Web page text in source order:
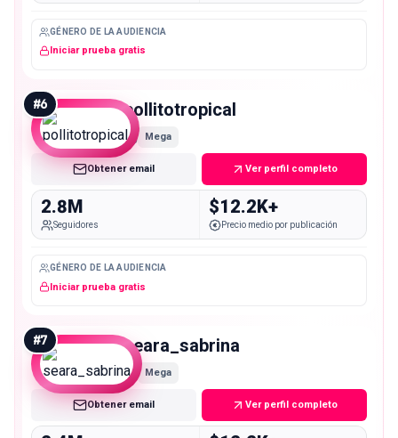
GÉNERO DE LA AUDIENCIA
Iniciar prueba gratis
#6 pollitotropical
Mega
Obtener email Ver perfil completo
2.8M
Seguidores
$12.2K+
Precio medio por publicación
GÉNERO DE LA AUDIENCIA
Iniciar prueba gratis
#7 seara_sabrina
Mega
Obtener email Ver perfil completo